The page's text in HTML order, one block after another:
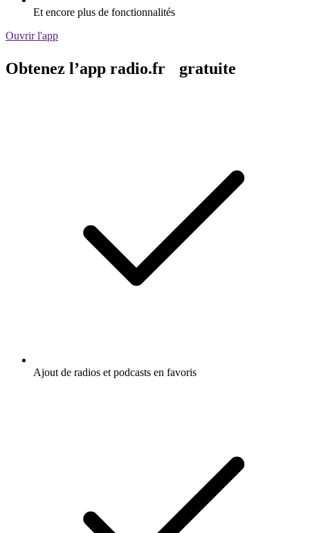
Et encore plus de fonctionnalités
Ouvrir l'app
Obtenez l’app radio.fr gratuite
Ajout de radios et podcasts en favoris